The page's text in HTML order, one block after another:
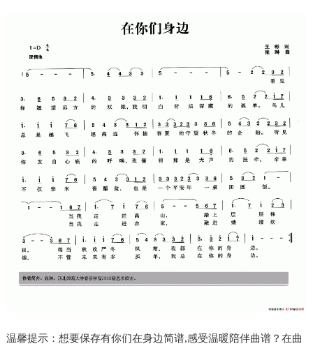
温馨提示：想要保存有你们在身边简谱,感受温暖陪伴曲谱？在曲